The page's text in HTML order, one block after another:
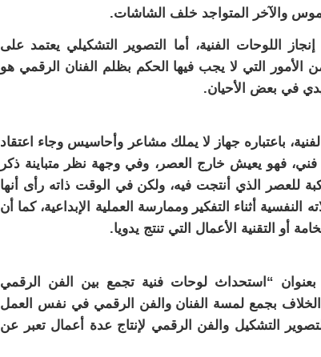
والآخر المتواجد خلف الشاشات.
اللوحات الفنية، أما التصوير التشكيلي يعتمد على
الأمور التي لا يجب فيها الحكم بظلم الفنان الرقمي هو
في بعض الأحيان.
باعتباره جهاز لا يملك مشاعر وأحاسيس وجاء اعتقاد
فهو يعيش خارج العصر، وفي وجهة نظر متباينة ذكر
للعصر الذي أنتجت فيه، ولكن في الوقت ذاته رأى أنها
أثناء التفكير وممارسة العملية الإبداعية، كما أن
أو التقنية الأعمال التي تنتج يدويا.
بعنوان “استحداث لوحات فنية تجمع بين الفن الرقمي
الخلاف بجمع لمسة الفنان والفن الرقمي في نفس العمل
التشكيل والفن الرقمي لإنتاج عدة أعمال تعبر عن